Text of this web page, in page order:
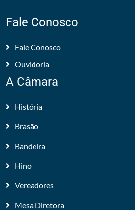
Fale Conosco
Fale Conosco
Ouvidoria
A Câmara
História
Brasão
Bandeira
Hino
Vereadores
Mesa Diretora